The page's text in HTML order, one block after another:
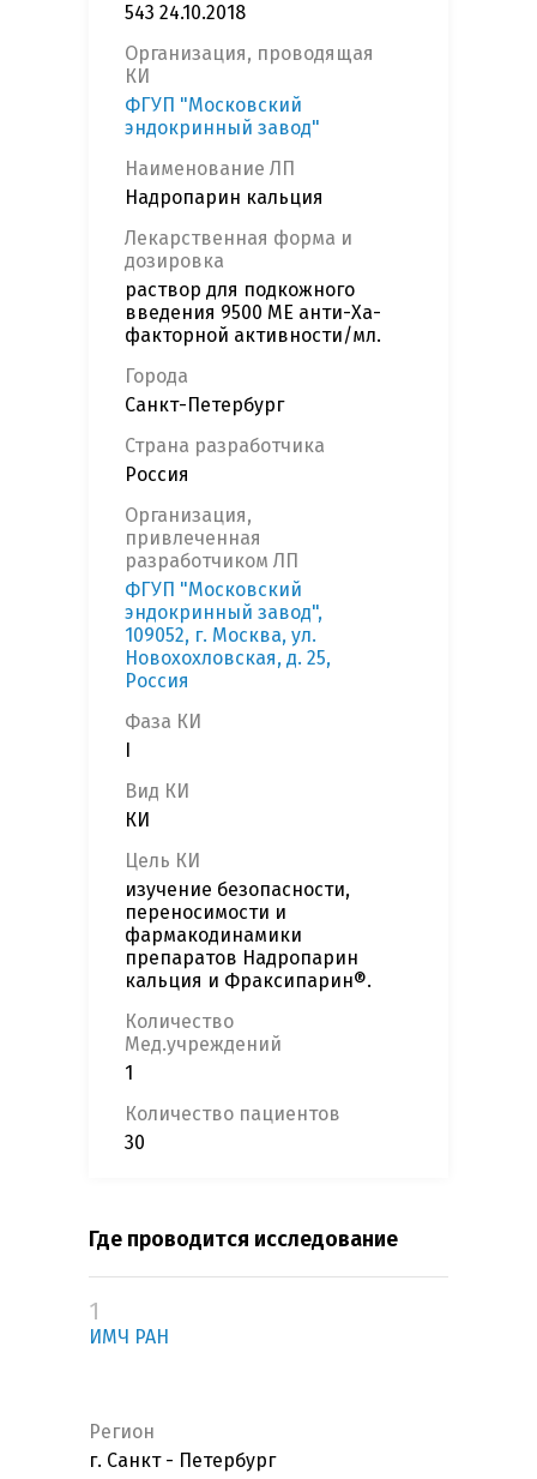
543 24.10.2018
Организация, проводящая
КИ
ФГУП "Московский
эндокринный завод"
Наименование ЛП
Надропарин кальция
Лекарственная форма и
дозировка
раствор для подкожного
введения 9500 МЕ анти-Ха-
факторной активности/мл.
Города
Санкт-Петербург
Страна разработчика
Россия
Организация,
привлеченная
разработчиком ЛП
ФГУП "Московский
эндокринный завод",
109052, г. Москва, ул.
Новохохловская, д. 25,
Россия
Фаза КИ
Вид КИ
КИ
Цель КИ
изучение безопасности,
переносимости и
фармакодинамики
препаратов Надропарин
кальция и Фраксипарин®.
Количество
Мед.учреждений
1
Количество пациентов
30
Где проводится исследование
1
ИМЧ РАН
Регион
г. Санкт - Петербург